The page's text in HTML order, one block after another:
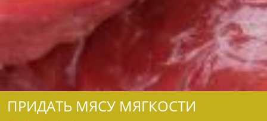
ПРИДАТЬ МЯСУ МЯГКОСТИ